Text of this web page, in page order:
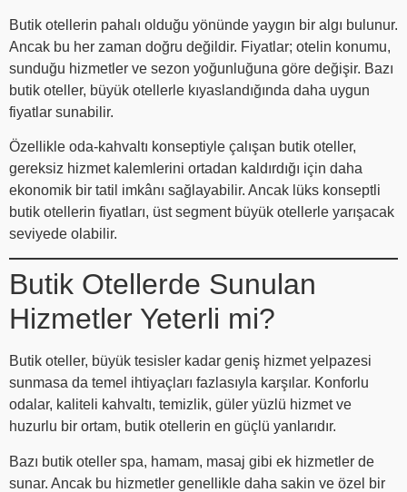
Butik otellerin pahalı olduğu yönünde yaygın bir algı bulunur.
Ancak bu her zaman doğru değildir. Fiyatlar; otelin konumu,
sunduğu hizmetler ve sezon yoğunluğuna göre değişir. Bazı
butik oteller, büyük otellerle kıyaslandığında daha uygun
fiyatlar sunabilir.
Özellikle oda-kahvaltı konseptiyle çalışan butik oteller,
gereksiz hizmet kalemlerini ortadan kaldırdığı için daha
ekonomik bir tatil imkânı sağlayabilir. Ancak lüks konseptli
butik otellerin fiyatları, üst segment büyük otellerle yarışacak
seviyede olabilir.
Butik Otellerde Sunulan
Hizmetler Yeterli mi?
Butik oteller, büyük tesisler kadar geniş hizmet yelpazesi
sunmasa da temel ihtiyaçları fazlasıyla karşılar. Konforlu
odalar, kaliteli kahvaltı, temizlik, güler yüzlü hizmet ve
huzurlu bir ortam, butik otellerin en güçlü yanlarıdır.
Bazı butik oteller spa, hamam, masaj gibi ek hizmetler de
sunar. Ancak bu hizmetler genellikle daha sakin ve özel bir